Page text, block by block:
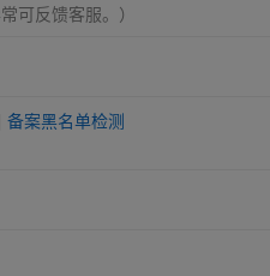
可反馈客服。）
备案黑名单检测